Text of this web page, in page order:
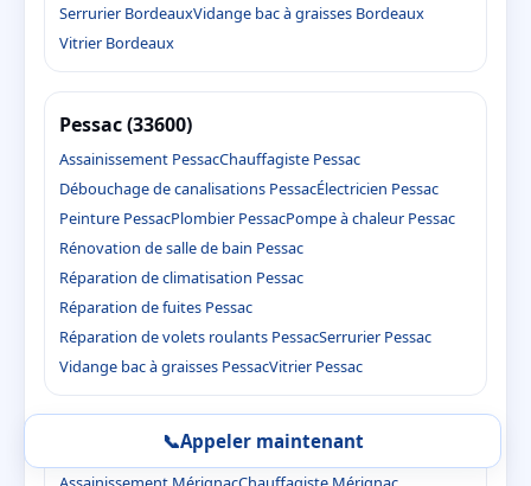
Serrurier BordeauxVidange bac à graisses Bordeaux
Vitrier Bordeaux
Pessac (33600)
Assainissement PessacChauffagiste Pessac
Débouchage de canalisations PessacÉlectricien Pessac
Peinture PessacPlombier PessacPompe à chaleur Pessac
Rénovation de salle de bain Pessac
Réparation de climatisation Pessac
Réparation de fuites Pessac
Réparation de volets roulants PessacSerrurier Pessac
Vidange bac à graisses PessacVitrier Pessac
Mérignac (33700)
📞Appeler maintenant